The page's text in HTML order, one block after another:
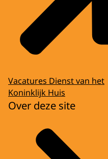
Vacatures Dienst van het
Koninklijk Huis
Over deze site